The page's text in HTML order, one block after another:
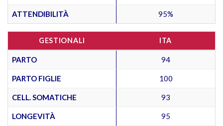
ATTENDIBILITÀ 95%
GESTIONALI ITA
PARTO 94
PARTO FIGLIE 100
CELL. SOMATICHE 93
LONGEVITÀ 95